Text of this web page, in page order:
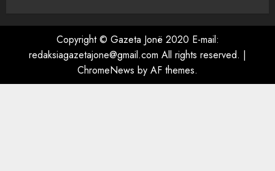
Objekte misterioze fluturojnë
me shpejtësi mbi lagje të
banuara, Pentagoni publikon
dosje të reja mbi UFO-t
Copyright © Gazeta Jonë 2020 E-mail:
redaksiagazetajone@gmail.com All rights reserved. |
ChromeNews by AF themes.